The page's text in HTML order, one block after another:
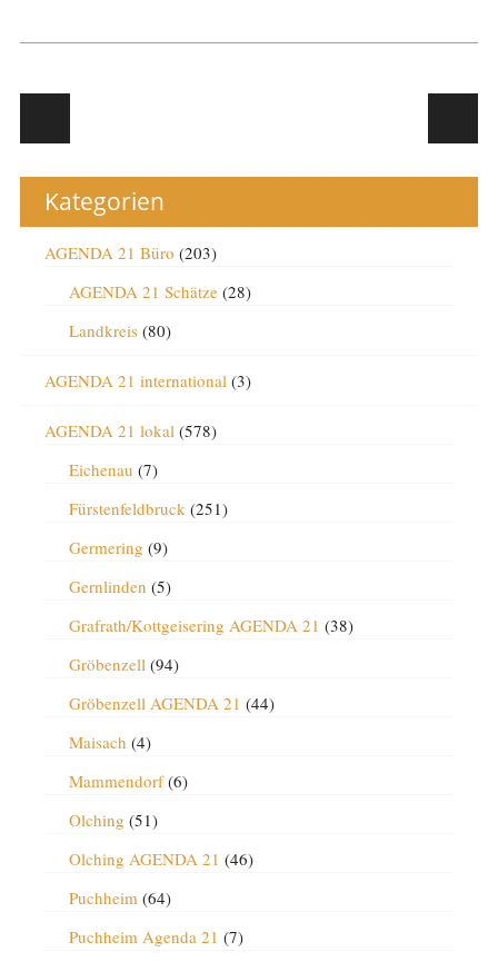
Post navigation
Kategorien
AGENDA 21 Büro (203)
AGENDA 21 Schätze(28)
Landkreis(80)
AGENDA 21 international(3)
AGENDA 21 lokal(578)
Eichenau (7)
Fürstenfeldbruck(251)
Germering (9)
Gernlinden (5)
Grafrath/Kottgeisering AGENDA 21 (38)
Gröbenzell(94)
Gröbenzell AGENDA 21 (44)
Maisach (4)
Mammendorf(6)
Olching (51)
Olching AGENDA 21 (46)
Puchheim(64)
Puchheim Agenda 21 (7)